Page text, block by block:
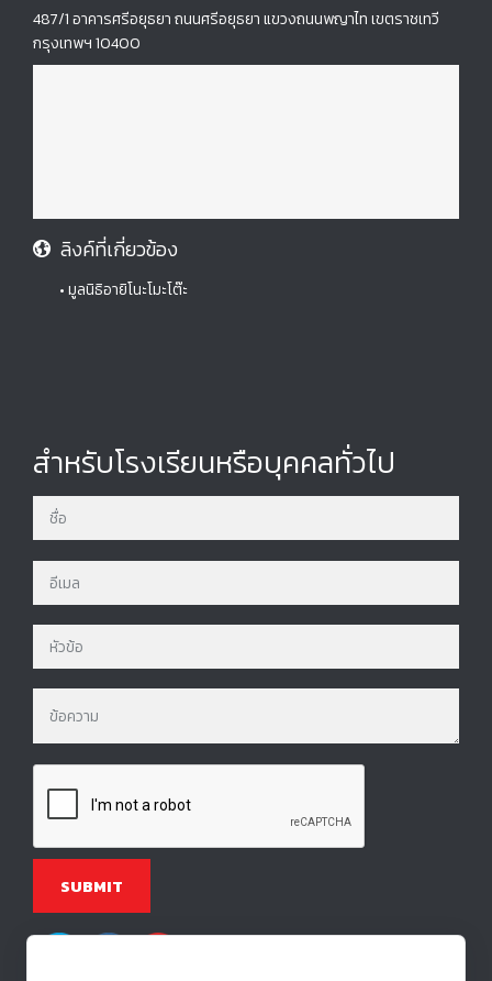
487/1 อาคารศรีอยุธยา ถนนศรีอยุธยา แขวงถนนพญาไท เขตราชเทวี
กรุงเทพฯ 10400
ลิงค์ที่เกี่ยวข้อง
• มูลนิธิอายิโนะโมะโต๊ะ
สำหรับโรงเรียนหรือบุคคลทั่วไป